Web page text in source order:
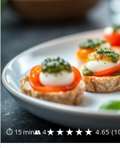
⏱ 15 min👥 4★★★★★ 4.65